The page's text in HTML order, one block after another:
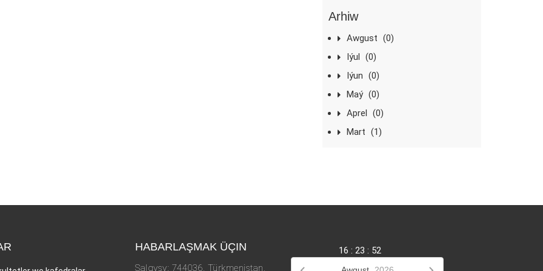
Arhiw
Awgust (0)
Iýul (0)
Iýun (0)
Maý (0)
Aprel (0)
Mart (1)
HABARLAŞMAK ÜÇIN
Salgysy: 744036, Türkmenistan,
16 : 23 : 52